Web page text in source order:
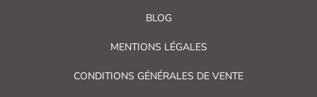
BLOG
MENTIONS LÉGALES
CONDITIONS GÉNÉRALES DE VENTE